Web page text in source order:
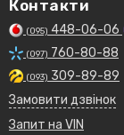
Контакти
(095) 448-06-06
(097) 760-80-88
(093) 309-89-89
Замовити дзвінок
Запит на VIN